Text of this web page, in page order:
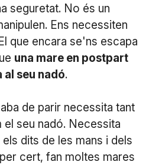
seguretat. No és un
Ens necessiten
que encara se'ns escapa
una mare en postpart
seu nadó.
de parir necessita tant
el seu nadó. Necessita
dits de les mans i dels
cert, fan moltes mares